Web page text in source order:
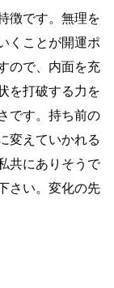
徴です。無理を
くことが開運ポ
ので、内面を充
を打破する力を
です。持ち前の
変えていかれる
共にありそうで
さい。変化の先